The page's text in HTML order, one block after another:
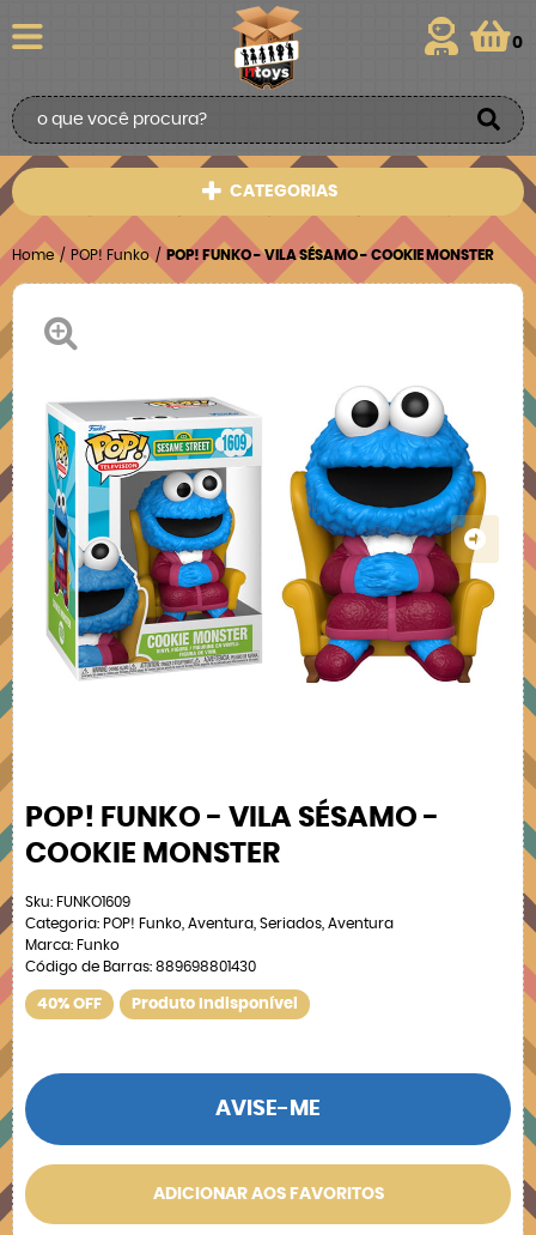
0
CATEGORIAS
Home POP! Funko POP! FUNKO - VILA SÉSAMO - COOKIE MONSTER
POP! FUNKO - VILA SÉSAMO -
COOKIE MONSTER
Sku: FUNKO1609
Categoria: POP! Funko Aventura Seriados Aventura
Marca: Funko
Código de Barras: 889698801430
40% OFF Produto Indisponível
AVISE-ME
ADICIONAR AOS FAVORITOS